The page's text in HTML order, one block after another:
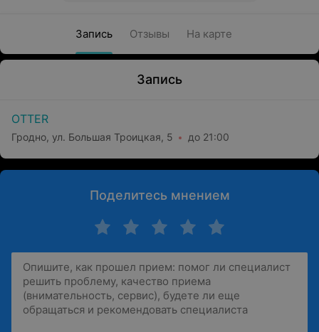
Запись Отзывы На карте
Запись
OTTER
Гродно, ул. Большая Троицкая, 5 до 21:00
Поделитесь мнением